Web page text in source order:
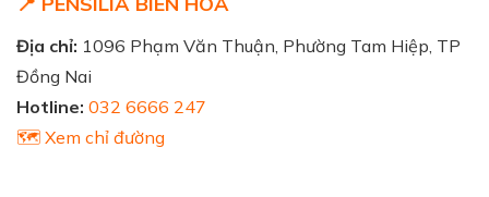
Địa chỉ: 1096 Phạm Văn Thuận, Phường Tam Hiệp, TP
Đồng Nai
Hotline: 032 6666 247
🗺️ Xem chỉ đường